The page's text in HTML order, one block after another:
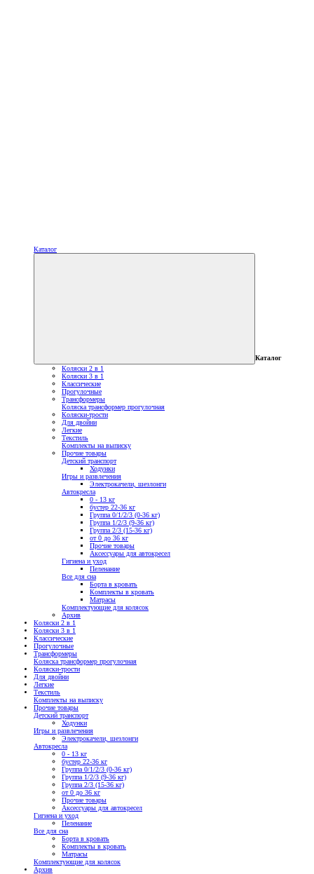
Каталог
Каталог
Коляски 2 в 1
Коляски 3 в 1
Классические
Прогулочные
Трансформеры
Коляска трансформер прогулочная
Коляски-трости
Для двойни
Легкие
Текстиль
Комплекты на выписку
Прочие товары
Детский транспорт
Ходунки
Игры и развлечения
Электрокачели, шезлонги
Автокресла
0 - 13 кг
бустер 22-36 кг
Группа 0/1/2/3 (0-36 кг)
Группа 1/2/3 (9-36 кг)
Группа 2/3 (15-36 кг)
от 0 до 36 кг
Прочие товары
Аксессуары для автокресел
Гигиена и уход
Пеленание
Все для сна
Борта в кровать
Комплекты в кровать
Матрасы
Комплектующие для колясок
Архив
Коляски 2 в 1
Коляски 3 в 1
Классические
Прогулочные
Трансформеры
Коляска трансформер прогулочная
Коляски-трости
Для двойни
Легкие
Текстиль
Комплекты на выписку
Прочие товары
Детский транспорт
Ходунки
Игры и развлечения
Электрокачели, шезлонги
Автокресла
0 - 13 кг
бустер 22-36 кг
Группа 0/1/2/3 (0-36 кг)
Группа 1/2/3 (9-36 кг)
Группа 2/3 (15-36 кг)
от 0 до 36 кг
Прочие товары
Аксессуары для автокресел
Гигиена и уход
Пеленание
Все для сна
Борта в кровать
Комплекты в кровать
Матрасы
Комплектующие для колясок
Архив